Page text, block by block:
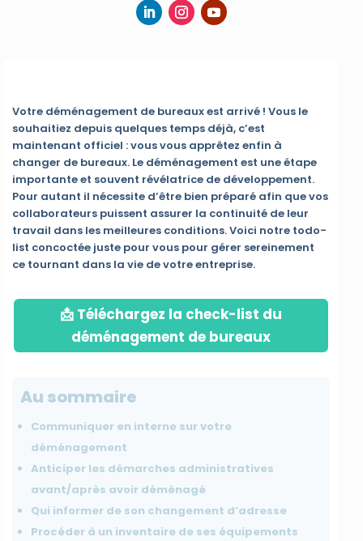
Votre déménagement de bureaux est arrivé ! Vous le
souhaitiez depuis quelques temps déjà, c’est
maintenant officiel : vous vous apprêtez enfin à
changer de bureaux. Le déménagement est une étape
importante et souvent révélatrice de développement.
Pour autant il nécessite d’être bien préparé afin que vos
collaborateurs puissent assurer la continuité de leur
travail dans les meilleures conditions. Voici notre todo-
list concoctée juste pour vous pour gérer sereinement
ce tournant dans la vie de votre entreprise.
📩 Téléchargez la check-list du
déménagement de bureaux
Au sommaire
Communiquer en interne sur votre
déménagement
Anticiper les démarches administratives
avant/après avoir déménagé
Qui informer de son changement d’adresse
Procéder à un inventaire de ses équipements